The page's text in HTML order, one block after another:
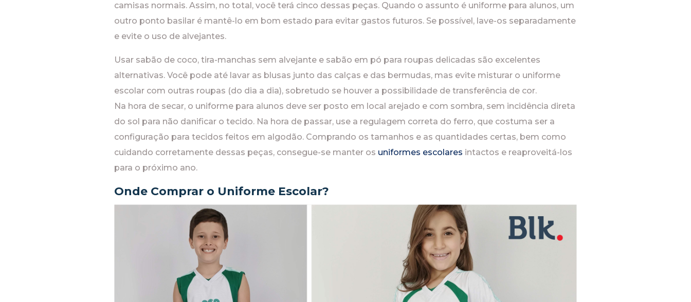
camisas normais. Assim, no total, você terá cinco dessas peças. Quando o assunto é uniforme para alunos, um
outro ponto basilar é mantê-lo em bom estado para evitar gastos futuros. Se possível, lave-os separadamente
e evite o uso de alvejantes.
Usar sabão de coco, tira-manchas sem alvejante e sabão em pó para roupas delicadas são excelentes
alternativas. Você pode até lavar as blusas junto das calças e das bermudas, mas evite misturar o uniforme
escolar com outras roupas (do dia a dia), sobretudo se houver a possibilidade de transferência de cor.
Na hora de secar, o uniforme para alunos deve ser posto em local arejado e com sombra, sem incidência direta
do sol para não danificar o tecido. Na hora de passar, use a regulagem correta do ferro, que costuma ser a
configuração para tecidos feitos em algodão. Comprando os tamanhos e as quantidades certas, bem como
cuidando corretamente dessas peças, consegue-se manter os uniformes escolares intactos e reaproveitá-los
para o próximo ano.
Onde Comprar o Uniforme Escolar?